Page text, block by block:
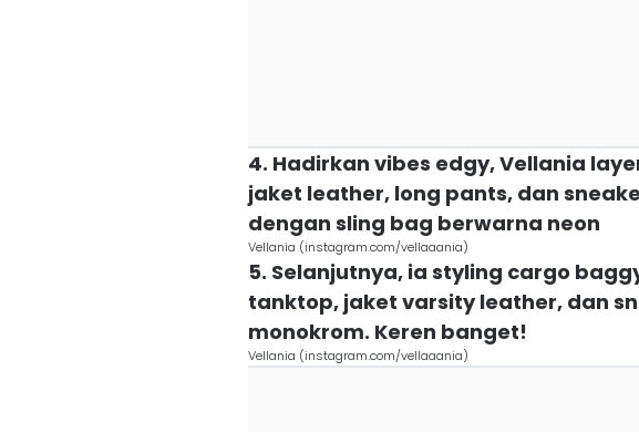
4. Hadirkan vibes edgy, Vellania
jaket leather, long pants, dan
dengan sling bag berwarna neon
Vellania (instagram.com/vellaaania)
5. Selanjutnya, ia styling cargo
tanktop, jaket varsity leather, dan
monokrom. Keren banget!
Vellania (instagram.com/vellaaania)